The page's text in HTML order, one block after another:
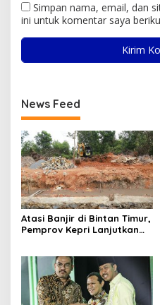
Simpan nama, email, dan
ini untuk komentar saya
News Feed
Atasi Banjir di Bintan Timur,
Pemprov Kepri Lanjutkan